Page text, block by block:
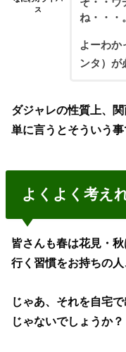
ス
ね・・・。
よーわか
ンタ）が
ダジャレの性質上、
単に言うとそういう事
よくよく考え
皆さんも春は花見・
行く習慣をお持ちの人
じゃあ、それを自宅
じゃないでしょうか？